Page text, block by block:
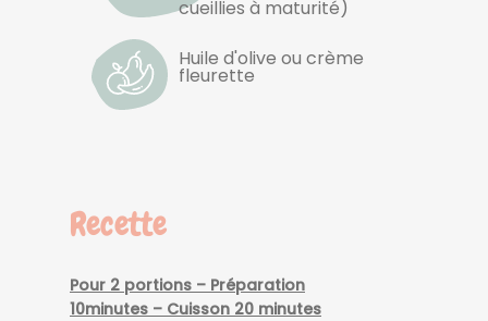
cueillies à maturité)
Huile d'olive ou crème
fleurette
Recette
Pour 2 portions – Préparation
10minutes – Cuisson 20 minutes